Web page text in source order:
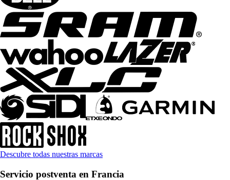
Descubre todas nuestras marcas
Servicio postventa en Francia